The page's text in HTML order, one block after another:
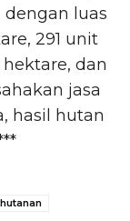
luas
291 unit
hektare, dan
jasa
hasil hutan